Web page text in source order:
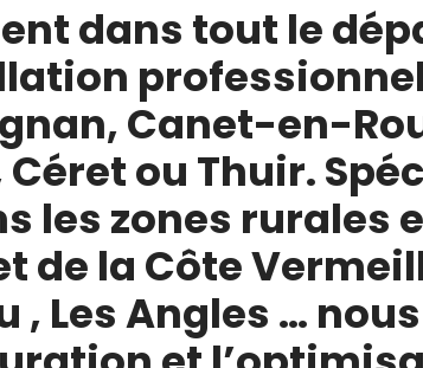
dans tout le
Canet-en-
ou Thuir.
les zones rurales
de la Côte
, Les Angles …